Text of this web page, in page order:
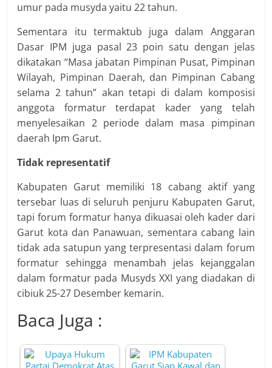
umur pada musyda yaitu 22 tahun.
Sementara itu termaktub juga dalam Anggaran
Dasar IPM juga pasal 23 poin satu dengan jelas
dikatakan “Masa jabatan Pimpinan Pusat, Pimpinan
Wilayah, Pimpinan Daerah, dan Pimpinan Cabang
selama 2 tahun” akan tetapi di dalam komposisi
anggota formatur terdapat kader yang telah
menyelesaikan 2 periode dalam masa pimpinan
daerah Ipm Garut.
Tidak representatif
Kabupaten Garut memiliki 18 cabang aktif yang
tersebar luas di seluruh penjuru Kabupaten Garut,
tapi forum formatur hanya dikuasai oleh kader dari
Garut kota dan Panawuan, sementara cabang lain
tidak ada satupun yang terpresentasi dalam forum
formatur sehingga menambah jelas kejanggalan
dalam formatur pada Musyds XXI yang diadakan di
cibiuk 25-27 Desember kemarin.
Baca Juga :